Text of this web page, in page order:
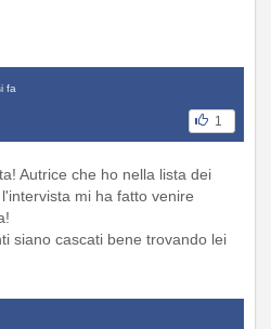
fa
1
Autrice che ho nella lista dei
mi ha fatto venire
siano cascati bene trovando lei